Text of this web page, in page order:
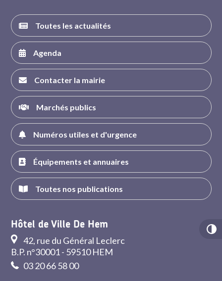
Toutes les actualités
Agenda
Contacter la mairie
Marchés publics
Numéros utiles et d'urgence
Équipements et annuaires
Toutes nos publications
Hôtel de Ville De Hem
42, rue du Général Leclerc
B.P. n°30001 - 59510 HEM
03 20 66 58 00